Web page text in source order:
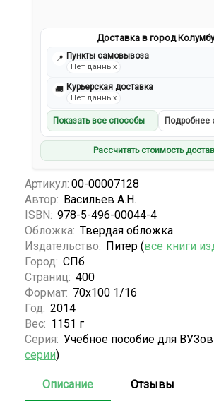
Доставка в город
📍 Пункты самовывоза
Нет данных
🚚 Курьерская доставка
Нет данных
Показать все способы Подробнее
Рассчитать стоимость
Артикул: 00-00007128
Автор: Васильев А.Н.
ISBN: 978-5-496-00044-4
Обложка: Твердая обложка
Издательство: Питер (все книги
Город: СПб
Страниц: 400
Формат: 70х100 1/16
Год: 2014
Вес: 1151 г
Серия: Учебное пособие для
серии)
Описание Отзывы